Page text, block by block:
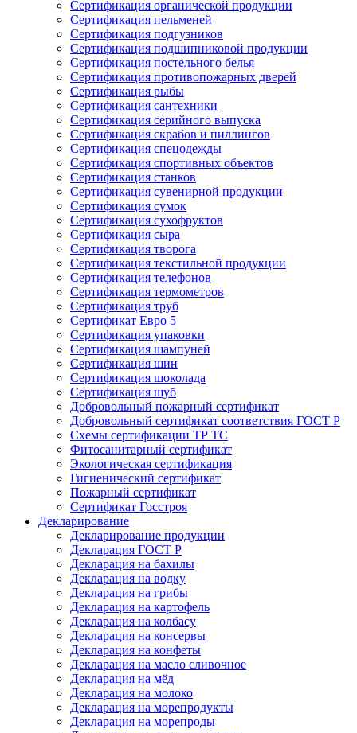
Сертификация органической продукции
Сертификация пельменей
Сертификация подгузников
Сертификация подшипниковой продукции
Сертификация постельного белья
Сертификация противопожарных дверей
Сертификация рыбы
Сертификация сантехники
Сертификация серийного выпуска
Сертификация скрабов и пиллингов
Сертификация спецодежды
Сертификация спортивных объектов
Сертификация станков
Сертификация сувенирной продукции
Сертификация сумок
Сертификация сухофруктов
Сертификация сыра
Сертификация творога
Сертификация текстильной продукции
Сертификация телефонов
Сертификация термометров
Сертификация труб
Сертификат Евро 5
Сертификация упаковки
Сертификация шампуней
Сертификация шин
Сертификация шоколада
Сертификация шуб
Добровольный пожарный сертификат
Добровольный сертификат соответствия ГОСТ Р
Схемы сертификации ТР ТС
Фитосанитарный сертификат
Экологическая сертификация
Гигиенический сертификат
Пожарный сертификат
Сертификат Госстроя
Декларирование
Декларирование продукции
Декларация ГОСТ Р
Декларация на бахилы
Декларация на водку
Декларация на грибы
Декларация на картофель
Декларация на колбасу
Декларация на консервы
Декларация на конфеты
Декларация на масло сливочное
Декларация на мёд
Декларация на молоко
Декларация на морепродукты
Декларация на морепроды